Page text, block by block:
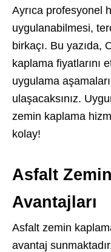
Ayrıca profesyonel
uygulanabilmesi,
birkaçı. Bu yazıda,
kaplama fiyatlarını
uygulama
ulaşacaksınız.
zemin kaplama
kolay!
Asfalt
Avantajları
Asfalt zemin
avantaj